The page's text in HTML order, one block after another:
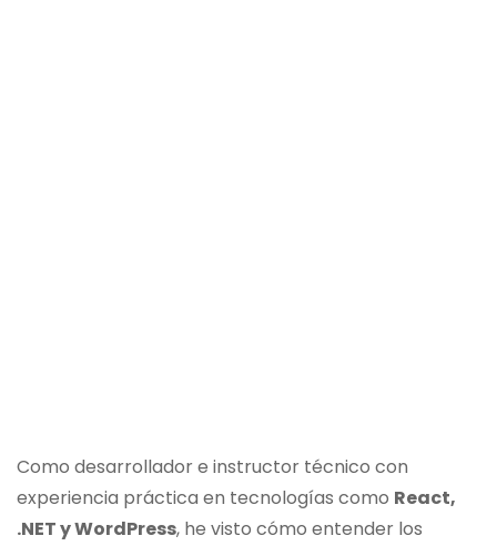
Como desarrollador e instructor técnico con
experiencia práctica en tecnologías como React,
.NET y WordPress, he visto cómo entender los